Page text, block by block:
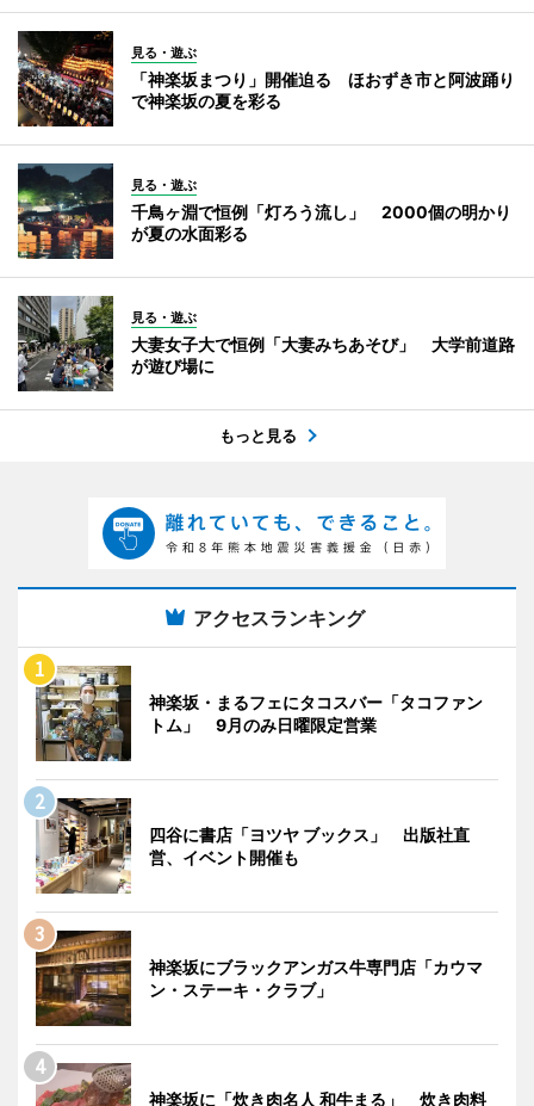
見る・遊ぶ
「神楽坂まつり」開催迫る ほおずき市と阿波踊り
で神楽坂の夏を彩る
見る・遊ぶ
千鳥ヶ淵で恒例「灯ろう流し」 2000個の明かり
が夏の水面彩る
見る・遊ぶ
大妻女子大で恒例「大妻みちあそび」 大学前道路
が遊び場に
もっと見る
アクセスランキング
神楽坂・まるフェにタコスバー「タコファン
トム」 9月のみ日曜限定営業
四谷に書店「ヨツヤ ブックス」 出版社直
営、イベント開催も
神楽坂にブラックアンガス牛専門店「カウマ
ン・ステーキ・クラブ」
神楽坂に「炊き肉名人 和牛まる」 炊き肉料